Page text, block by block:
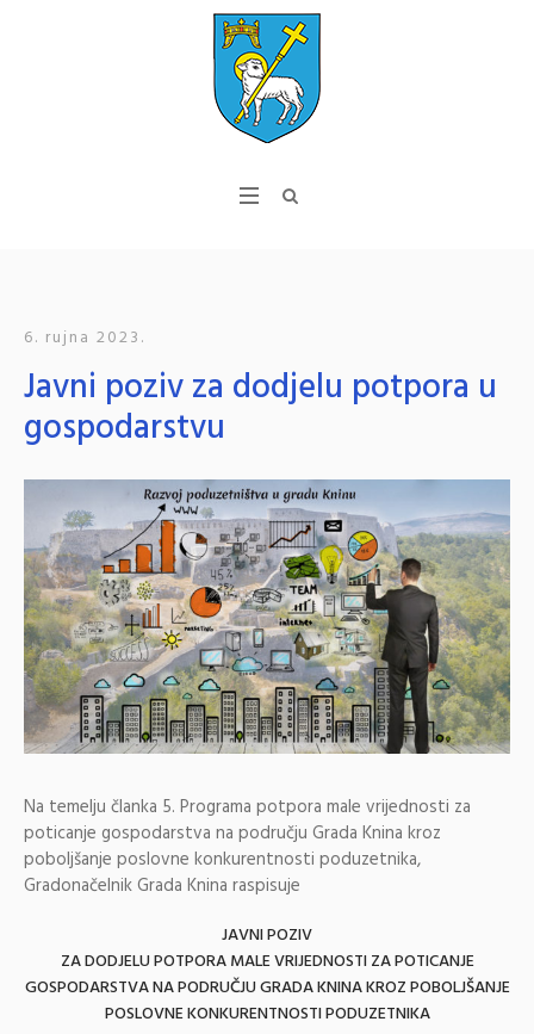
6. rujna 2023.
Javni poziv za dodjelu potpora u
gospodarstvu
Na temelju članka 5. Programa potpora male vrijednosti za
poticanje gospodarstva na području Grada Knina kroz
poboljšanje poslovne konkurentnosti poduzetnika,
Gradonačelnik Grada Knina raspisuje
JAVNI POZIV
ZA DODJELU POTPORA MALE VRIJEDNOSTI ZA POTICANJE
GOSPODARSTVA NA PODRUČJU GRADA KNINA KROZ POBOLJŠANJE
POSLOVNE KONKURENTNOSTI PODUZETNIKA